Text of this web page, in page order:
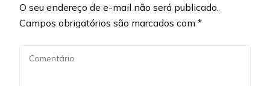
O seu endereço de e-mail não será publicado.
Campos obrigatórios são marcados com *